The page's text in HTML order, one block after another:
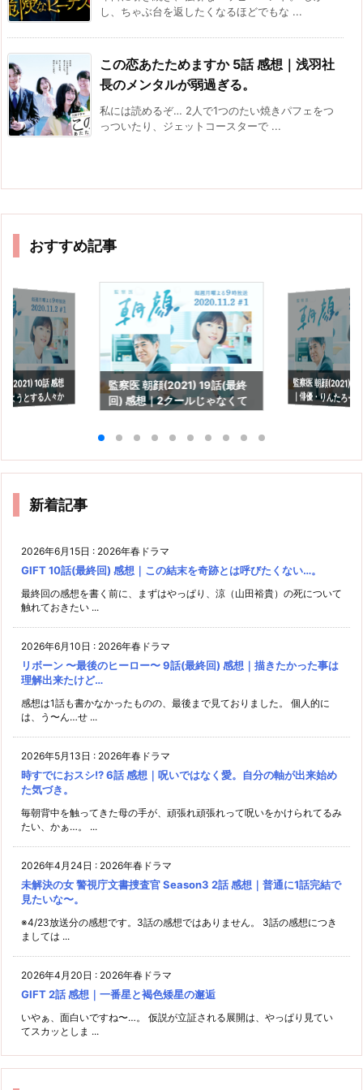
し、ちゃぶ台を返したくなるほどでもな ...
この恋あたためますか 5話 感想｜浅羽社
長のメンタルが弱過ぎる。
私には読めるぞ… 2人で1つのたい焼きパフェをつ
っついたり、ジェットコースターで ...
おすすめ記事
(2021) 10話 感想
ようとする人々か
監察医 朝顔(2021) 19話(最終
回) 感想｜2クールじゃなくて
監察医 朝顔(2021)
｜俳優・りんたろー
も。
新着記事
2026年6月15日 : 2026年春ドラマ
GIFT 10話(最終回) 感想｜この結末を奇跡とは呼びたくない…。
最終回の感想を書く前に、まずはやっぱり、涼（山田裕貴）の死について
触れておきたい ...
2026年6月10日 : 2026年春ドラマ
リボーン 〜最後のヒーロー〜 9話(最終回) 感想｜描きたかった事は
理解出来たけど…
感想は1話も書かなかったものの、最後まで見ておりました。 個人的に
は、う〜ん…せ ...
2026年5月13日 : 2026年春ドラマ
時すでにおスシ!? 6話 感想｜呪いではなく愛。自分の軸が出来始め
た気づき。
毎朝背中を触ってきた母の手が、頑張れ頑張れって呪いをかけられてるみ
たい、かぁ…。 ...
2026年4月24日 : 2026年春ドラマ
未解決の女 警視庁文書捜査官 Season3 2話 感想｜普通に1話完結で
見たいな〜。
※4/23放送分の感想です。3話の感想ではありません。 3話の感想につき
ましては ...
2026年4月20日 : 2026年春ドラマ
GIFT 2話 感想｜一番星と褐色矮星の邂逅
いやぁ、面白いですね〜…。 仮説が立証される展開は、やっぱり見てい
てスカッとしま ...